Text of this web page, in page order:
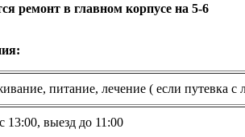
ремонт в главном корпусе на 5-6
питание, лечение ( если путевка
13:00, выезд до 11:00